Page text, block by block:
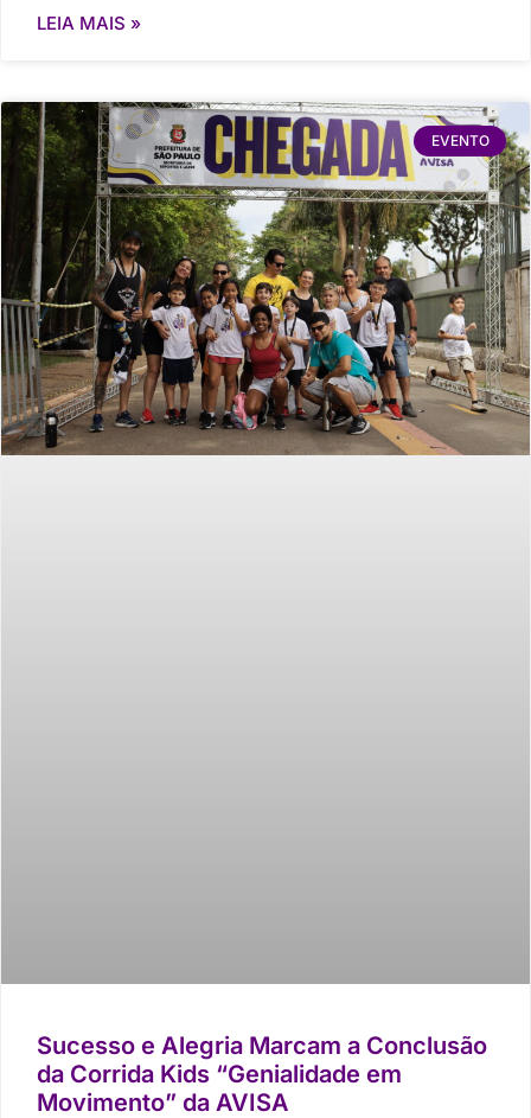
LEIA MAIS »
EVENTO
Sucesso e Alegria Marcam a Conclusão
da Corrida Kids “Genialidade em
Movimento” da AVISA